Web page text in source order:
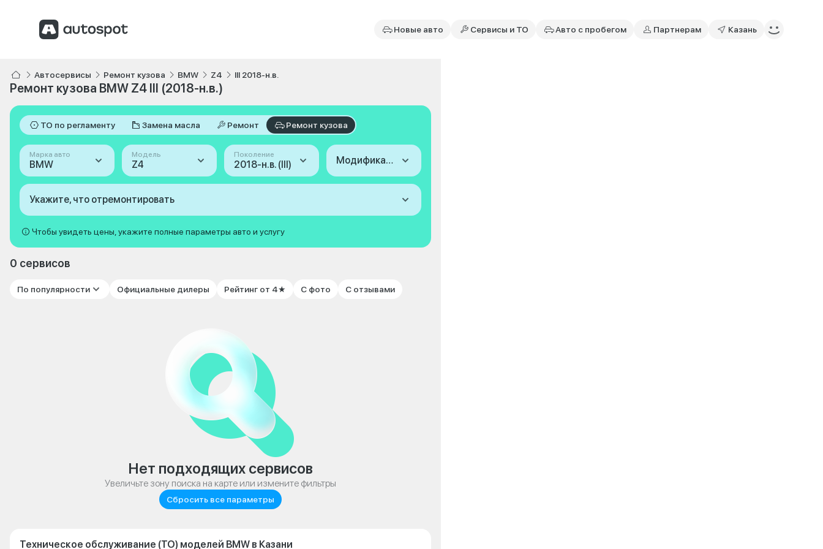
Новые авто Сервисы и ТО Авто с пробегом Партнерам Казань
Автосервисы Ремонт кузова BMW Z4 III 2018-н.в.
Ремонт кузова BMW Z4 III (2018-н.в.)
ТО по регламенту Замена масла Ремонт Ремонт кузова
Марка авто
BMW
Модель
Z4
Поколение
2018-н.в. (III) Модификация
Укажите, что отремонтировать
Чтобы увидеть цены, укажите полные параметры авто и услугу
0 сервисов
По популярности Официальные дилеры Рейтинг от 4★ С фото С отзывами
Нет подходящих сервисов
Увеличьте зону поиска на карте или измените фильтры
Сбросить все параметры
Техническое обслуживание (ТО) моделей BMW в Казани